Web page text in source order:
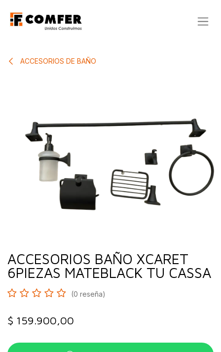
ACCESORIOS DE BAÑO
ACCESORIOS BAÑO XCARET
6PIEZAS MATEBLACK TU CASSA
(0 reseña)
$ 159.900,00